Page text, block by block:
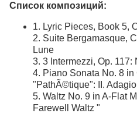
Список композиций:
1. Lyric Pieces, Book 5,
2. Suite Bergamasque,
Lune
3. 3 Intermezzi, Op. 117:
4. Piano Sonata No. 8 in
"PathÃ©tique": II.
5. Waltz No. 9 in A-Flat
Farewell Waltz "